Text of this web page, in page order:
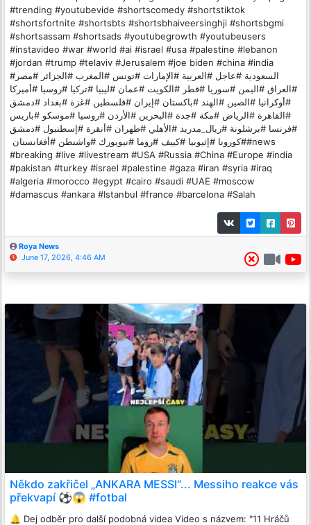
#trending #youtubevide #shortscomedy #shortstiktok
#shortsfortnite #shortsbts #shortsbhaiveersinghji #shortsbgmi
#shortsassam #shortsads #youtubegrowth #youtubeusers
#instavideo #war #world #ai #israel #usa #palestine #lebanon
#jordan #trump #telaviv #Jerusalem #joe biden #china #india
#السعودية #عاجل #العربية #الإمارات #تونس #المغرب #الجزائر #مصر
#العراق #اليمن #سوريا #قطر #الكويت #عمان #ليبيا #تركيا #روسيا #أميركا
#أوكرانيا #الصين #الهند #باكستان #إيران #فلسطين #غزة #بغداد #دمشق
#القاهرة #الرياض #مكة #جدة #البحرين #الأردن #روسيا #موسكو #باريس
#فرنسا #برشلونة #ريال_مدريد #الأهلي #طهران #أنقرة #إسطنبول #دمشق
#كورونا #إثيوبيا #كييف #روما #نيويورك #واشنطن #أفغانستان ‏#news
#breaking #live #livestream #USA #Russia #China #Europe #india
#pakistan #turkey #israel #palestine #gaza #iran #syria #iraq
#algeria #morocco #egypt #cairo #saudi #UAE #moscow
#damascus #ankara #Istanbul #france #barcelona #Salah
Roya News
June 17, 2026, 4:46 AM
Někdo zakřičel „ANKARA MESSI“... Messiho reakce vás
překvapí ⚽️😱 #fotbal
🔔 Dej odběr pro další podobná videa Video s názvem: "11 Hráčů